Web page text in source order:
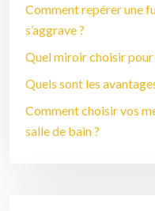
Comment repérer une
s’aggrave ?
Quel miroir choisir
Quels sont les
Comment choisir vos
salle de bain ?